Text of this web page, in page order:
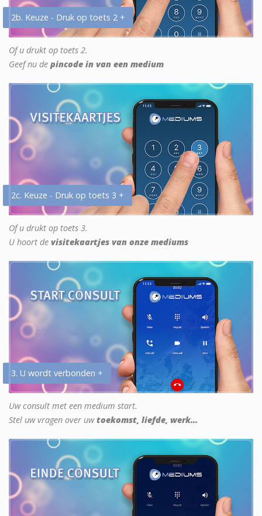
2b. Keuze - Druk op toets 2 +
Of u drukt op toets 2.
Geef nu de pincode in van een medium
2c. Keuze - Druk op toets 3 +
Of u drukt op toets 3.
U hoort de visitekaartjes van onze mediums
3. U wordt verbonden +
Uw consult met een medium start.
Stel uw vragen over uwtoekomst, liefde, werk...